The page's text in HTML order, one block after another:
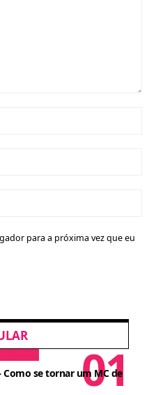
para a próxima vez que eu
Como se tornar um MC de